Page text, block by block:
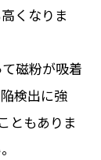
くなりま
磁粉が吸着
検出に強
ともありま